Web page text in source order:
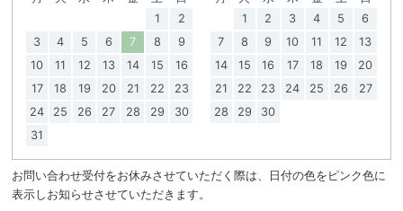
1
2
3
4 5 6 7 8
9
10
11 12 13 14 15
16
17
18 19 20 21 22
23
24
25 26 27 28 29
30
31
1
2 3 4 5
6
7
8 9 10 11 12
13
14
15 16 17 18 19
20
21
22 23 24 25 26
27
28
29 30
お問い合わせ受付をお休みさせていただく際は、日付の色をピンク色に
表示しお知らせさせていただきます。